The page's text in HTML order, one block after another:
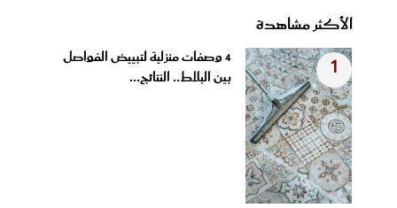
الأكثر مشاهدة
1
4 وصفات منزلية لتبييض الفواصل
بين البلاط.. النتائج...